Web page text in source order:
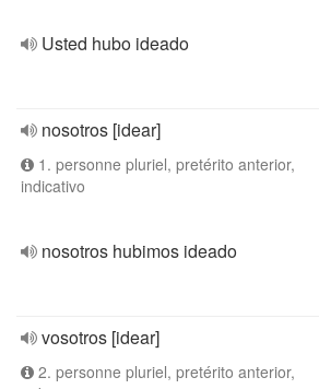
Usted hubo ideado
nosotros [idear]
1. personne pluriel, pretérito anterior,
indicativo
nosotros hubimos ideado
vosotros [idear]
2. personne pluriel, pretérito anterior,